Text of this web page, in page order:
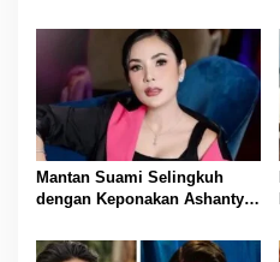
Mantan Suami Selingkuh
dengan Keponakan Ashanty,
Rasa Kecewa